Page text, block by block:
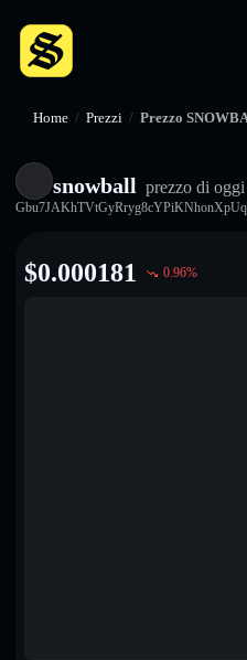
Home / Prezzi / Prezzo
snowball prezzo di oggi
$0.000181 0.96%